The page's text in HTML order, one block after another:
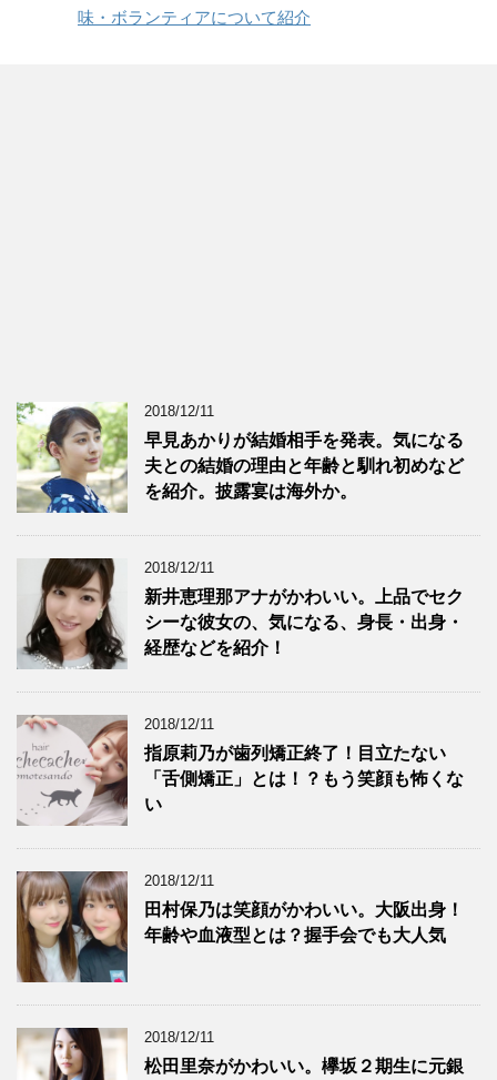
味・ボランティアについて紹介
2018/12/11
早見あかりが結婚相手を発表。気になる
夫との結婚の理由と年齢と馴れ初めなど
を紹介。披露宴は海外か。
2018/12/11
新井恵理那アナがかわいい。上品でセク
シーな彼女の、気になる、身長・出身・
経歴などを紹介！
2018/12/11
指原莉乃が歯列矯正終了！目立たない
「舌側矯正」とは！？もう笑顔も怖くな
い
2018/12/11
田村保乃は笑顔がかわいい。大阪出身！
年齢や血液型とは？握手会でも大人気
2018/12/11
松田里奈がかわいい。欅坂２期生に元銀